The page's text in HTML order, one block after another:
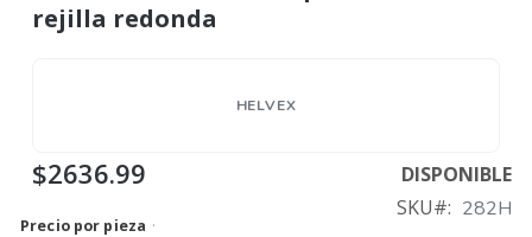
rejilla redonda
HELVEX
$2636.99
DISPONIBLE
SKU
282H
Precio por pieza ·